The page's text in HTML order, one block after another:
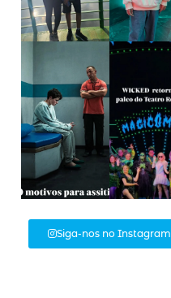
Siga-nos no Instagram